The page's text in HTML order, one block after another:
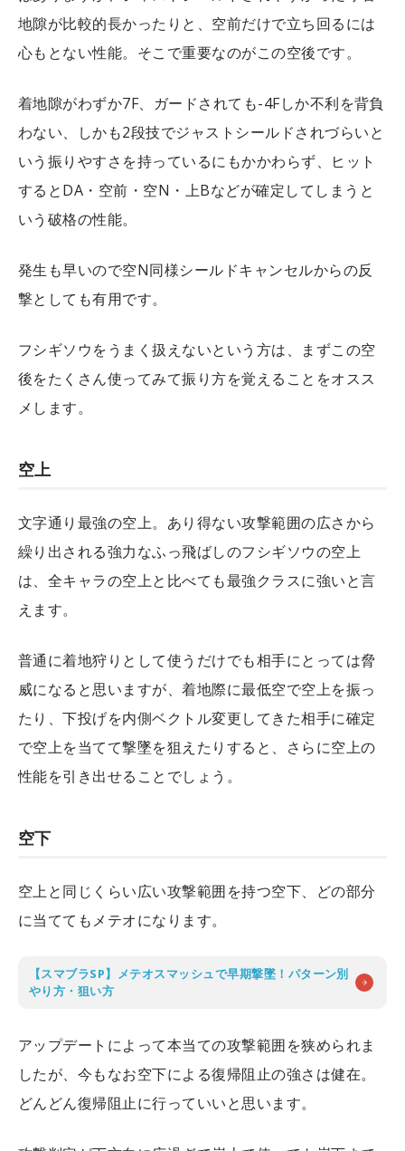
地隙が比較的長かったりと、空前だけで立ち回るには
心もとない性能。そこで重要なのがこの空後です。
着地隙がわずか7F、ガードされても-4Fしか不利を背負
わない、しかも2段技でジャストシールドされづらいと
いう振りやすさを持っているにもかかわらず、ヒット
するとDA・空前・空N・上Bなどが確定してしまうと
いう破格の性能。
発生も早いので空N同様シールドキャンセルからの反
撃としても有用です。
フシギソウをうまく扱えないという方は、まずこの空
後をたくさん使ってみて振り方を覚えることをオスス
メします。
空上
文字通り最強の空上。あり得ない攻撃範囲の広さから
繰り出される強力なふっ飛ばしのフシギソウの空上
は、全キャラの空上と比べても最強クラスに強いと言
えます。
普通に着地狩りとして使うだけでも相手にとっては脅
威になると思いますが、着地際に最低空で空上を振っ
たり、下投げを内側ベクトル変更してきた相手に確定
で空上を当てて撃墜を狙えたりすると、さらに空上の
性能を引き出せることでしょう。
空下
空上と同じくらい広い攻撃範囲を持つ空下、どの部分
に当ててもメテオになります。
【スマブラSP】メテオスマッシュで早期撃墜！パターン別
やり方・狙い方
アップデートによって本当ての攻撃範囲を狭められま
したが、今もなお空下による復帰阻止の強さは健在。
どんどん復帰阻止に行っていいと思います。